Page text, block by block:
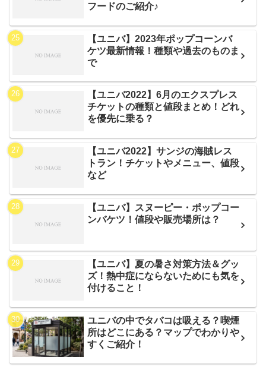
フードのご紹介♪
【ユニバ】2023年ポップコーンバ
ケツ最新情報！種類や過去のものま
で
【ユニバ2022】6月のエクスプレス
チケットの種類と値段まとめ！どれ
を優先に乗る？
【ユニバ2022】サンジの海賊レス
トラン！チケットやメニュー、値段
など
【ユニバ】スヌーピー・ポップコー
ンバケツ！値段や販売場所は？
【ユニバ】夏の暑さ対策方法＆グッ
ズ！熱中症にならないためにも気を
付けること！
ユニバの中でタバコは吸える？喫煙
所はどこにある？マップでわかりや
すくご紹介！